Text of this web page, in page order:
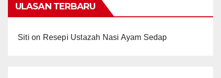
ULASAN TERBARU
Siti on Resepi Ustazah Nasi Ayam Sedap